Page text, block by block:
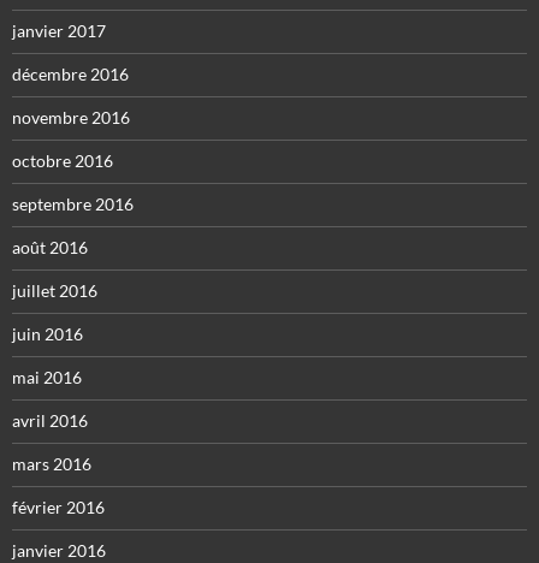
janvier 2017
décembre 2016
novembre 2016
octobre 2016
septembre 2016
août 2016
juillet 2016
juin 2016
mai 2016
avril 2016
mars 2016
février 2016
janvier 2016